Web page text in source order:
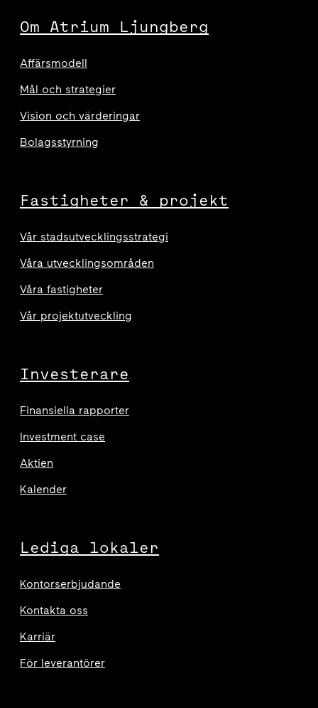
Om Atrium Ljungberg
Affärsmodell
Mål och strategier
Vision och värderingar
Bolagsstyrning
Fastigheter & projekt
Vår stadsutvecklingsstrategi
Våra utvecklingsområden
Våra fastigheter
Vår projektutveckling
Investerare
Finansiella rapporter
Investment case
Aktien
Kalender
Lediga lokaler
Kontorserbjudande
Kontakta oss
Karriär
För leverantörer